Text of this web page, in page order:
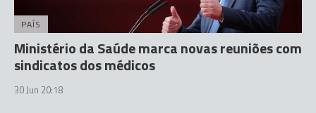
PAÍS
Ministério da Saúde marca novas reuniões com
sindicatos dos médicos
30 Jun 20:18